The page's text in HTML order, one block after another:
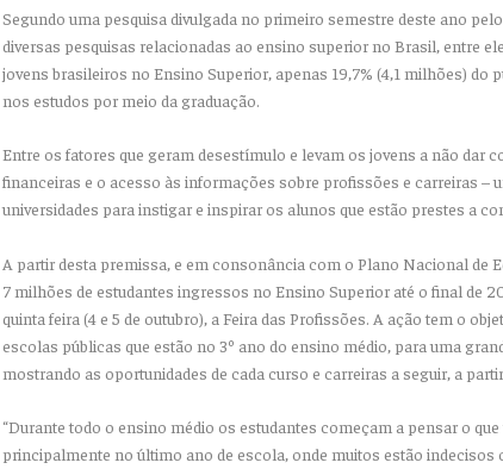
Segundo uma pesquisa divulgada no primeiro semestre deste ano
diversas pesquisas relacionadas ao ensino superior no Brasil, entre
jovens brasileiros no Ensino Superior, apenas 19,7% (4,1 milhões) do
nos estudos por meio da graduação.
Entre os fatores que geram desestímulo e levam os jovens a não dar
financeiras e o acesso às informações sobre profissões e carreiras –
universidades para instigar e inspirar os alunos que estão prestes a
A partir desta premissa, e em consonância com o Plano Nacional de
7 milhões de estudantes ingressos no Ensino Superior até o final de
quinta feira (4 e 5 de outubro), a Feira das Profissões. A ação tem o
escolas públicas que estão no 3º ano do ensino médio, para uma
mostrando as oportunidades de cada curso e carreiras a seguir, a
“Durante todo o ensino médio os estudantes começam a pensar o
principalmente no último ano de escola, onde muitos estão indecisos